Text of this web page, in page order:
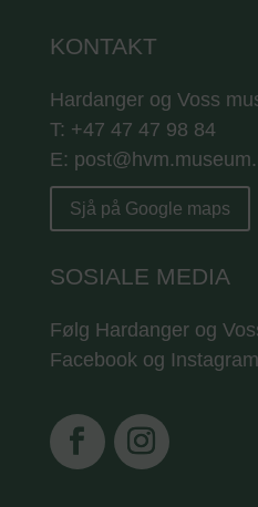
KONTAKT
Hardanger og Voss
T: +47 47 47 98 84
E:
Sjå på Google maps
SOSIALE MEDIA
Følg Hardanger og
Facebook og